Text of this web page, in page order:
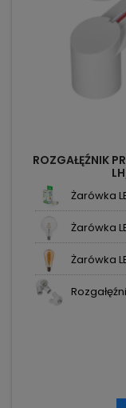
ROZGAŁĘŹNIK
Żarówka
Żarówka
Żarówka